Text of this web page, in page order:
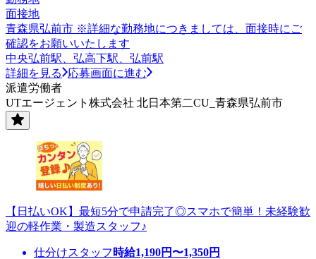
面接地
青森県弘前市 ※詳細な勤務地につきましては、面接時にご
確認をお願いいたします
中央弘前駅、弘高下駅、弘前駅
詳細を見る
応募画面に進む
派遣労働者
UTエージェント株式会社 北日本第二CU_青森県弘前市
【日払いOK】最短5分で申請完了◎スマホで簡単！未経験歓
迎の軽作業・製造スタッフ♪
仕分けスタッフ 時給1,190円〜1,350円